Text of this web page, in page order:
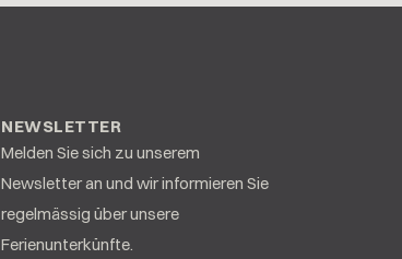
NEWSLETTER
Melden Sie sich zu unserem
Newsletter an und wir informieren Sie
regelmässig über unsere
Ferienunterkünfte.